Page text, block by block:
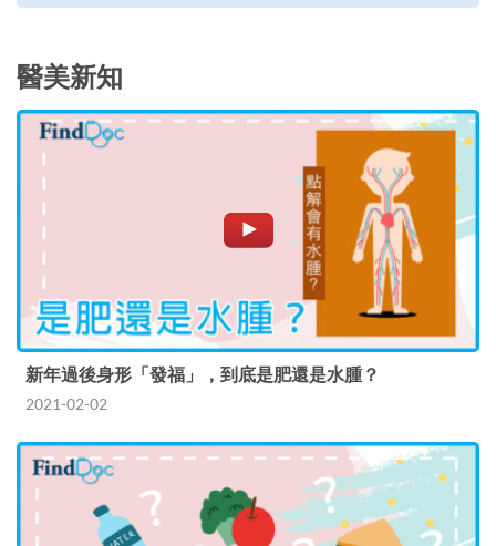
醫美新知
新年過後身形「發福」，到底是肥還是水腫？
2021-02-02